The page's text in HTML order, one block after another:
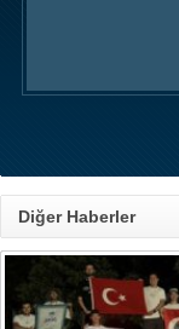
Diğer Haberler